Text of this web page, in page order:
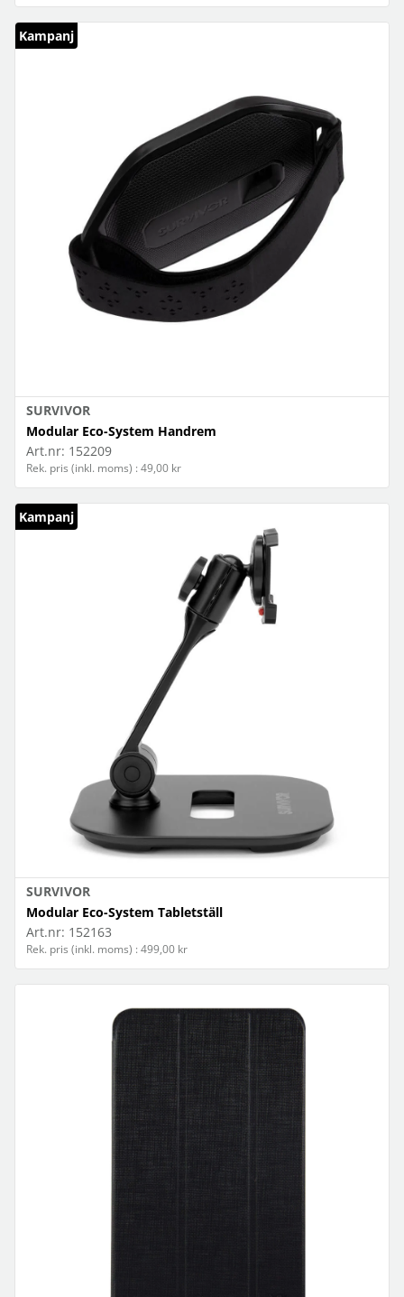
Kampanj
SURVIVOR
Modular Eco-System Handrem
Art.nr: 152209
Rek. pris (inkl. moms) : 49,00 kr
Kampanj
SURVIVOR
Modular Eco-System Tabletställ
Art.nr: 152163
Rek. pris (inkl. moms) : 499,00 kr